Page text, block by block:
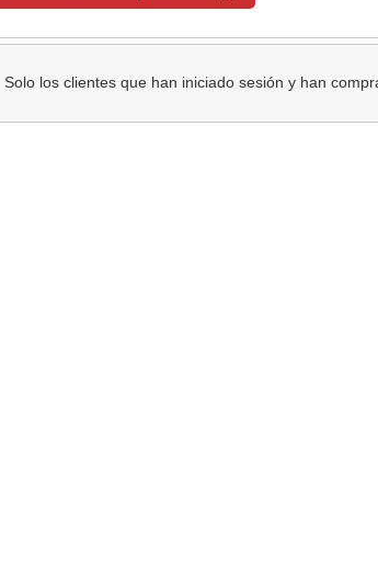
Solo los clientes que han iniciado sesión y han